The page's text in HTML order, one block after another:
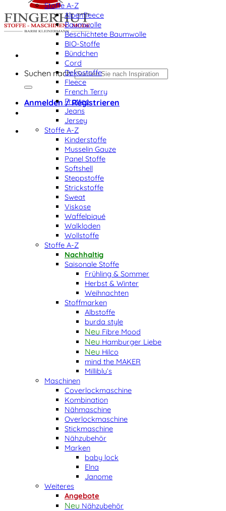
Suchen nach:
Anmelden / Registrieren
Stoffe A-Z
Alpenfleece
Baumwolle
Beschichtete Baumwolle
BIO-Stoffe
Bündchen
Cord
Dekostoffe
Fleece
French Terry
Frottee
Jeans
Jersey
Stoffe A-Z
Kinderstoffe
Musselin Gauze
Panel Stoffe
Softshell
Steppstoffe
Strickstoffe
Sweat
Viskose
Waffelpiqué
Walkloden
Wollstoffe
Stoffe A-Z
Nachhaltig
Saisonale Stoffe
Frühling & Sommer
Herbst & Winter
Weihnachten
Stoffmarken
Albstoffe
burda style
Fibre Mood
Hamburger Liebe
Hilco
mind the MAKER
Milliblu’s
Maschinen
Coverlockmaschine
Kombination
Nähmaschine
Overlockmaschine
Stickmaschine
Nähzubehör
Marken
baby lock
Elna
Janome
Weiteres
Angebote
Nähzubehör